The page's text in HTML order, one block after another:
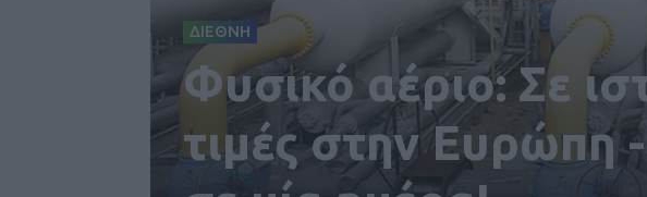
ΔΙΕΘΝΗ
Φυσικό αέριο: Σε
τιμές στην Ευρώπη